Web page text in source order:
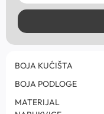
BOJA KUĆIŠTA
BOJA PODLOGE
MATERIJAL